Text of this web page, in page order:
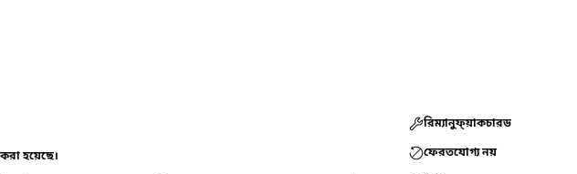
হয়েছে।
রিম্যানুফ্য়াকচারড
ফেরতযোগ্য নয়